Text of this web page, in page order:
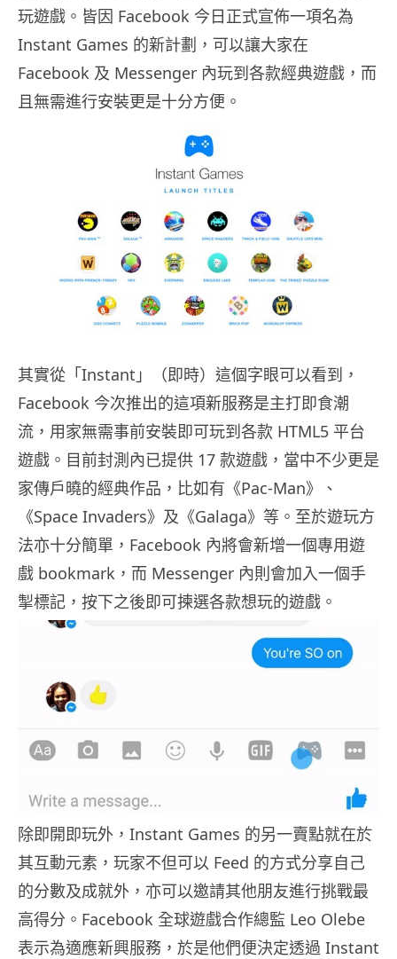
玩遊戲。皆因 Facebook 今日正式宣佈一項名為
Instant Games 的新計劃，可以讓大家在
Facebook 及 Messenger 內玩到各款經典遊戲，而
且無需進行安裝更是十分方便。
其實從「Instant」（即時）這個字眼可以看到，
Facebook 今次推出的這項新服務是主打即食潮
流，用家無需事前安裝即可玩到各款 HTML5 平台
遊戲。目前封測內已提供 17 款遊戲，當中不少更是
家傳戶曉的經典作品，比如有《Pac-Man》、
《Space Invaders》及《Galaga》等。至於遊玩方
法亦十分簡單，Facebook 內將會新增一個專用遊
戲 bookmark，而 Messenger 內則會加入一個手
掣標記，按下之後即可揀選各款想玩的遊戲。
除即開即玩外，Instant Games 的另一賣點就在於
其互動元素，玩家不但可以 Feed 的方式分享自己
的分數及成就外，亦可以邀請其他朋友進行挑戰最
高得分。Facebook 全球遊戲合作總監 Leo Olebe
表示為適應新興服務，於是他們便決定透過 Instant